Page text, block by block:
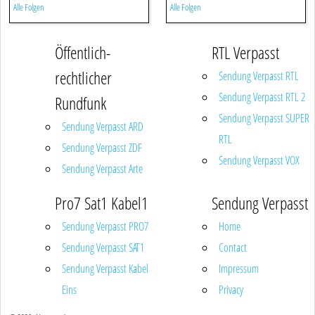
Alle Folgen Alle Folgen
Öffentlich-
rechtlicher
Rundfunk
Sendung Verpasst ARD
Sendung Verpasst ZDF
Sendung Verpasst Arte
RTL Verpasst
Sendung Verpasst RTL
Sendung Verpasst RTL 2
Sendung Verpasst SUPER
RTL
Sendung Verpasst VOX
Pro7 Sat1 Kabel1
Sendung Verpasst PRO7
Sendung Verpasst SAT1
Sendung Verpasst Kabel
Eins
Sendung Verpasst
Home
Contact
Impressum
Privacy